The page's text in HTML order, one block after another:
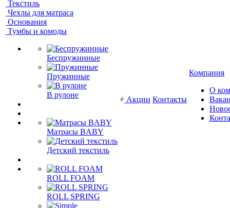
Текстиль
Чехлы для матраса
Основания
Тумбы и комоды
Беспружинные
Пружинные
В рулоне
Матрасы BABY
Детский текстиль
ROLL FOAM
ROLL SPRING
Акции Контакты
Компания
О